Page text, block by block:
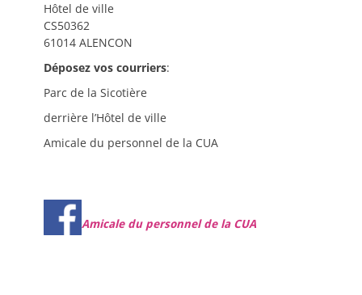
Hôtel de ville
CS50362
61014 ALENCON
Déposez vos courriers:
Parc de la Sicotière
derrière l’Hôtel de ville
Amicale du personnel de la CUA
Amicale du personnel de la CUA